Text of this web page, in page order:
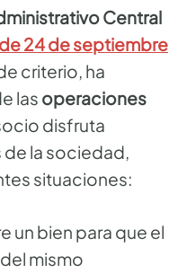
Central
24 de septiembre
criterio, ha
las operaciones
disfruta
la sociedad,
situaciones:
un bien para que el
mismo